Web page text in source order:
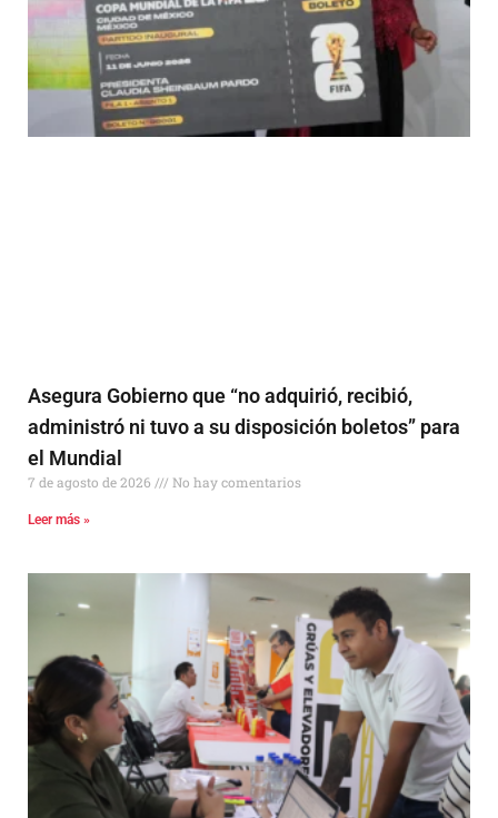
Asegura Gobierno que “no adquirió, recibió,
administró ni tuvo a su disposición boletos” para
el Mundial
7 de agosto de 2026 No hay comentarios
Leer más »